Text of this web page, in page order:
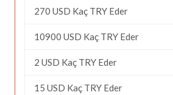
270 USD Kaç TRY Eder
10900 USD Kaç TRY Eder
2 USD Kaç TRY Eder
15 USD Kaç TRY Eder